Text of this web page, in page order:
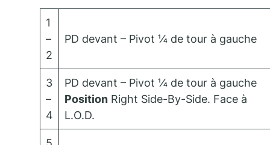
1
–
2
PD devant – Pivot ¼ de tour à gauche
3
–
4
PD devant – Pivot ¼ de tour à gauche
Position Right Side-By-Side. Face à
L.O.D.